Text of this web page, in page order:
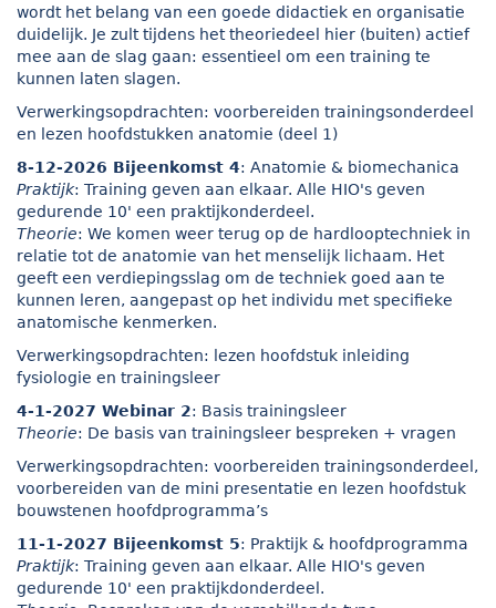
wordt het belang van een goede didactiek en organisatie
duidelijk. Je zult tijdens het theoriedeel hier (buiten) actief
mee aan de slag gaan: essentieel om een training te
kunnen laten slagen.
Verwerkingsopdrachten: voorbereiden trainingsonderdeel
en lezen hoofdstukken anatomie (deel 1)
8-12-2026 Bijeenkomst 4: Anatomie & biomechanica
Praktijk: Training geven aan elkaar. Alle HIO's geven
gedurende 10' een praktijkonderdeel.
Theorie: We komen weer terug op de hardlooptechniek in
relatie tot de anatomie van het menselijk lichaam. Het
geeft een verdiepingsslag om de techniek goed aan te
kunnen leren, aangepast op het individu met specifieke
anatomische kenmerken.
Verwerkingsopdrachten: lezen hoofdstuk inleiding
fysiologie en trainingsleer
4-1-2027 Webinar 2: Basis trainingsleer
Theorie: De basis van trainingsleer bespreken + vragen
Verwerkingsopdrachten: voorbereiden trainingsonderdeel,
voorbereiden van de mini presentatie en lezen hoofdstuk
bouwstenen hoofdprogramma’s
11-1-2027 Bijeenkomst 5: Praktijk & hoofdprogramma
Praktijk: Training geven aan elkaar. Alle HIO's geven
gedurende 10' een praktijkdonderdeel.